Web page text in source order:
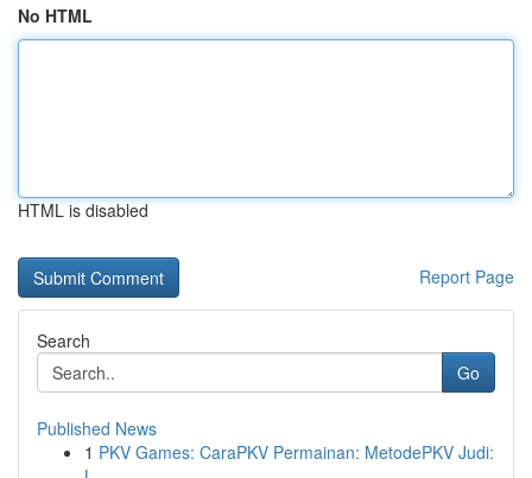
No HTML
HTML is disabled
Report Page
Search
Go
Published News
1 PKV Games: CaraPKV Permainan: MetodePKV Judi: